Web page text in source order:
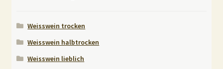
Weisswein trocken
Weisswein halbtrocken
Weisswein lieblich